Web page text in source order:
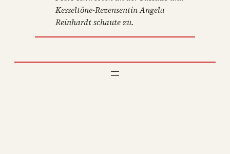
Kesseltöne-Rezensentin Angela
Reinhardt schaute zu.